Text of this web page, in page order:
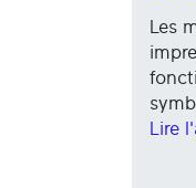
Les
Lire